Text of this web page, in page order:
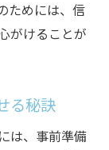
ためには、信
がけることが
る秘訣
は、事前準備